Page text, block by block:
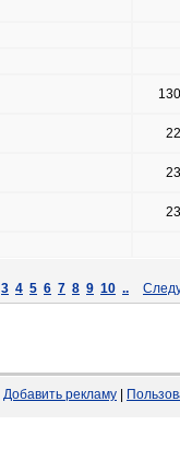
3 4 5 6 7 8 9 10 ..
Добавить рекламу